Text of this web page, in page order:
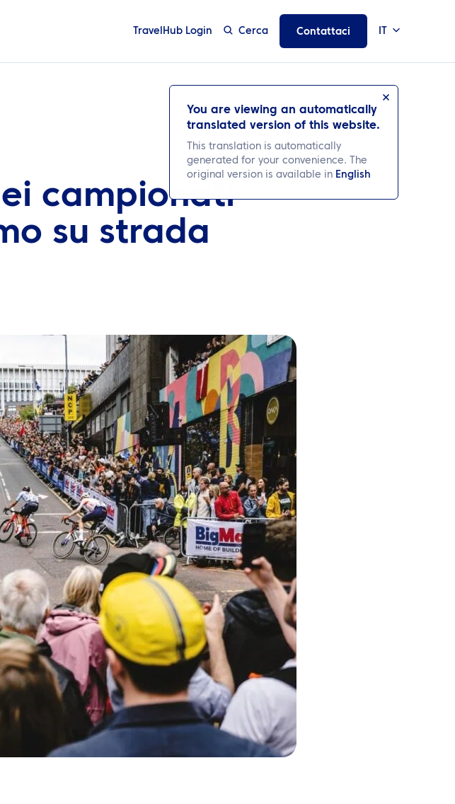
TravelHub Login Cerca Contattaci IT
You are viewing an automatically
translated version of this website.
This translation is automatically
generated for your convenience. The
original version is available in English
campionati
su strada